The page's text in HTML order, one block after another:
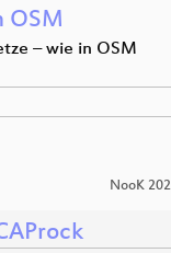
OSM
– wie in OSM
NooK